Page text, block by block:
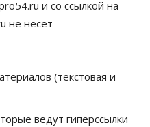
полторы тонны
выросли на 40%
и со ссылкой на
не несет
(текстовая и
ведут гиперссылки